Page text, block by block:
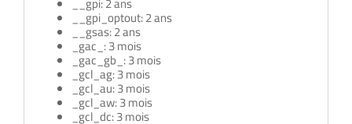
__gpi_optout: 2 ans
__gsas: 2 ans
_gac_ : 3 mois
_gac_gb_ : 3 mois
_gcl_ag: 3 mois
_gcl_au: 3 mois
_gcl_aw: 3 mois
_gcl_dc: 3 mois